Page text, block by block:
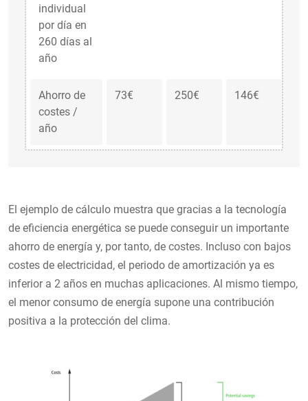
individual
por día en
260 días al
año
Ahorro de
costes /
año
73€ 250€ 146€
El ejemplo de cálculo muestra que gracias a la tecnología
de eficiencia energética se puede conseguir un importante
ahorro de energía y, por tanto, de costes. Incluso con bajos
costes de electricidad, el periodo de amortización ya es
inferior a 2 años en muchas aplicaciones. Al mismo tiempo,
el menor consumo de energía supone una contribución
positiva a la protección del clima.